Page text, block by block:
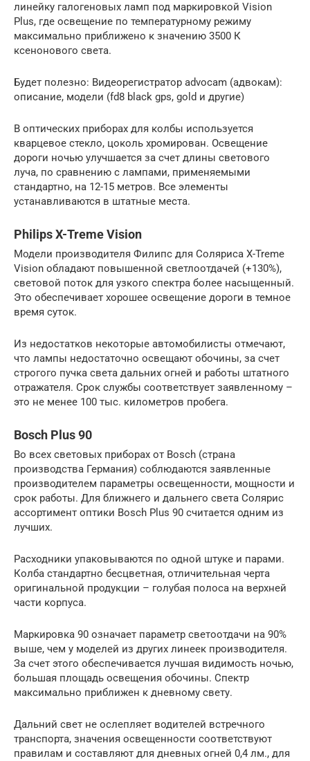
линейку галогеновых ламп под маркировкой Vision
Plus, где освещение по температурному режиму
максимально приближено к значению 3500 К
ксенонового света.
Будет полезно: Видеорегистратор advocam (адвокам):
описание, модели (fd8 black gps, gold и другие)
В оптических приборах для колбы используется
кварцевое стекло, цоколь хромирован. Освещение
дороги ночью улучшается за счет длины светового
луча, по сравнению с лампами, применяемыми
стандартно, на 12-15 метров. Все элементы
устанавливаются в штатные места.
Philips X-Treme Vision
Модели производителя Филипс для Соляриса X-Treme
Vision обладают повышенной светлоотдачей (+130%),
световой поток для узкого спектра более насыщенный.
Это обеспечивает хорошее освещение дороги в темное
время суток.
Из недостатков некоторые автомобилисты отмечают,
что лампы недостаточно освещают обочины, за счет
строгого пучка света дальних огней и работы штатного
отражателя. Срок службы соответствует заявленному –
это не менее 100 тыс. километров пробега.
Bosch Plus 90
Во всех световых приборах от Bosch (страна
производства Германия) соблюдаются заявленные
производителем параметры освещенности, мощности и
срок работы. Для ближнего и дальнего света Солярис
ассортимент оптики Bosch Plus 90 считается одним из
лучших.
Расходники упаковываются по одной штуке и парами.
Колба стандартно бесцветная, отличительная черта
оригинальной продукции – голубая полоса на верхней
части корпуса.
Маркировка 90 означает параметр светоотдачи на 90%
выше, чем у моделей из других линеек производителя.
За счет этого обеспечивается лучшая видимость ночью,
большая площадь освещения обочины. Спектр
максимально приближен к дневному свету.
Дальний свет не ослепляет водителей встречного
транспорта, значения освещенности соответствуют
правилам и составляют для дневных огней 0,4 лм., для